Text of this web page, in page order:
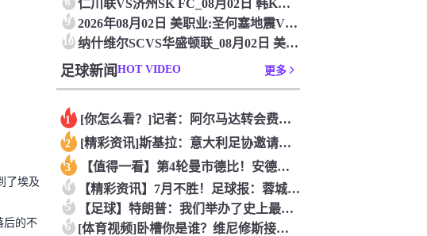
了埃及
后的不
仁川联VS济州SK FC_08月02日 韩K联[免费直播]
9 2026年08月02日 美职业:圣何塞地震VS辛辛那提FC_
10 纳什维尔SCVS华盛顿联_08月02日 美职业[在线观看比赛
足球新闻 HOT VIDEO 更多
1 [你怎么看？]记者：阿尔马达转会费固定金额约2300万欧，外
2 [精彩资讯]斯基拉：意大利足协邀请布冯担任国家队领队，但遭到
3 【值得一看】第4轮曼市德比！安德森：从我知道曼市，曼城就是这
4 【精彩资讯】7月不胜！足球报：蓉城双冠王梦碎，近期成绩下滑要
5 【足球】特朗普：我们举办了史上最成功的一届世界杯
6 [体育视频]卧槽你是谁？维尼修斯接受下巴轮廓医美塑形，突然变